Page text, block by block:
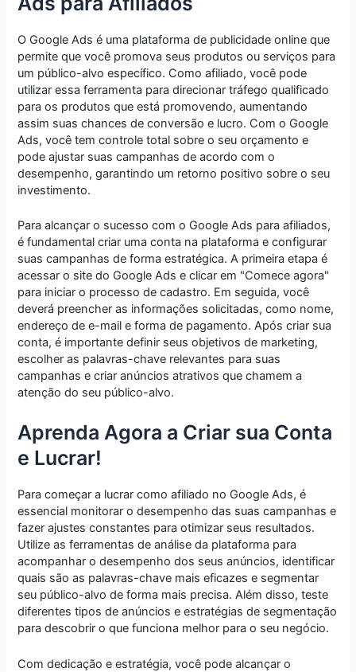
O Google Ads é uma plataforma de publicidade online que
permite que você promova seus produtos ou serviços para
um público-alvo específico. Como afiliado, você pode
utilizar essa ferramenta para direcionar tráfego qualificado
para os produtos que está promovendo, aumentando
assim suas chances de conversão e lucro. Com o Google
Ads, você tem controle total sobre o seu orçamento e
pode ajustar suas campanhas de acordo com o
desempenho, garantindo um retorno positivo sobre o seu
investimento.
Para alcançar o sucesso com o Google Ads para afiliados,
é fundamental criar uma conta na plataforma e configurar
suas campanhas de forma estratégica. A primeira etapa é
acessar o site do Google Ads e clicar em "Comece agora"
para iniciar o processo de cadastro. Em seguida, você
deverá preencher as informações solicitadas, como nome,
endereço de e-mail e forma de pagamento. Após criar sua
conta, é importante definir seus objetivos de marketing,
escolher as palavras-chave relevantes para suas
campanhas e criar anúncios atrativos que chamem a
atenção do seu público-alvo.
Aprenda Agora a Criar sua Conta
e Lucrar!
Para começar a lucrar como afiliado no Google Ads, é
essencial monitorar o desempenho das suas campanhas e
fazer ajustes constantes para otimizar seus resultados.
Utilize as ferramentas de análise da plataforma para
acompanhar o desempenho dos seus anúncios, identificar
quais são as palavras-chave mais eficazes e segmentar
seu público-alvo de forma mais precisa. Além disso, teste
diferentes tipos de anúncios e estratégias de segmentação
para descobrir o que funciona melhor para o seu negócio.
Com dedicação e estratégia, você pode alcançar o